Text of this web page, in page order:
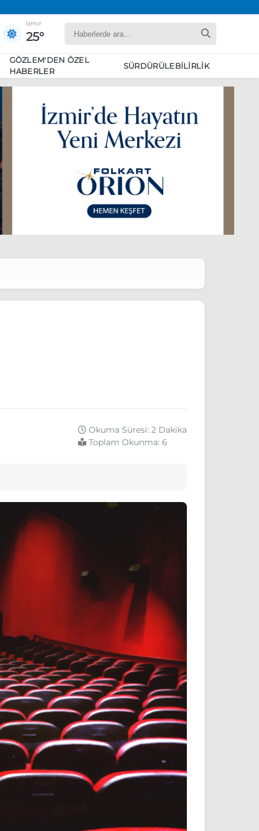
İzmir
25°
GÖZLEM'DEN ÖZEL
HABERLER
SÜRDÜRÜLEBILIRLIK
edecek
Okuma Süresi: 2 Dakika
Toplam Okunma: 6